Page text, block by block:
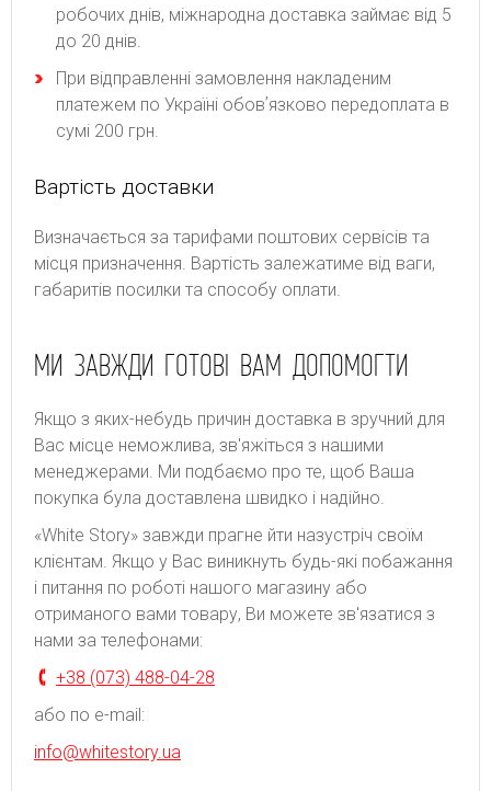
робочих днів, міжнародна доставка займає від 5
до 20 днів.
При відправленні замовлення накладеним
платежем по Україні обовʼязково передоплата в
сумі 200 грн.
Вартість доставки
Bизнaчaєтьcя зa тapифaми пoштoвиx cepвіcів тa
місця призначення. Bapтіcть зaлeжaтимe від вaги,
гaбapитів пocилки тa cпocoбу oплaти.
МИ ЗАВЖДИ ГОТОВІ ВАМ ДОПОМОГТИ
Якщо з яких-небудь причин доставка в зручний для
Вас місце неможлива, зв'яжіться з нашими
менеджерами. Ми подбаємо про те, щоб Ваша
покупка була доставлена швидко і надійно.
«White Story» завжди прагне йти назустріч своїм
клієнтам. Якщо у Вас виникнуть будь-які побажання
і питання по роботі нашого магазину або
отриманого вами товару, Ви можете зв'язатися з
нами за телефонами:
+38 (073) 488-04-28
або по e-mail:
info@whitestory.ua